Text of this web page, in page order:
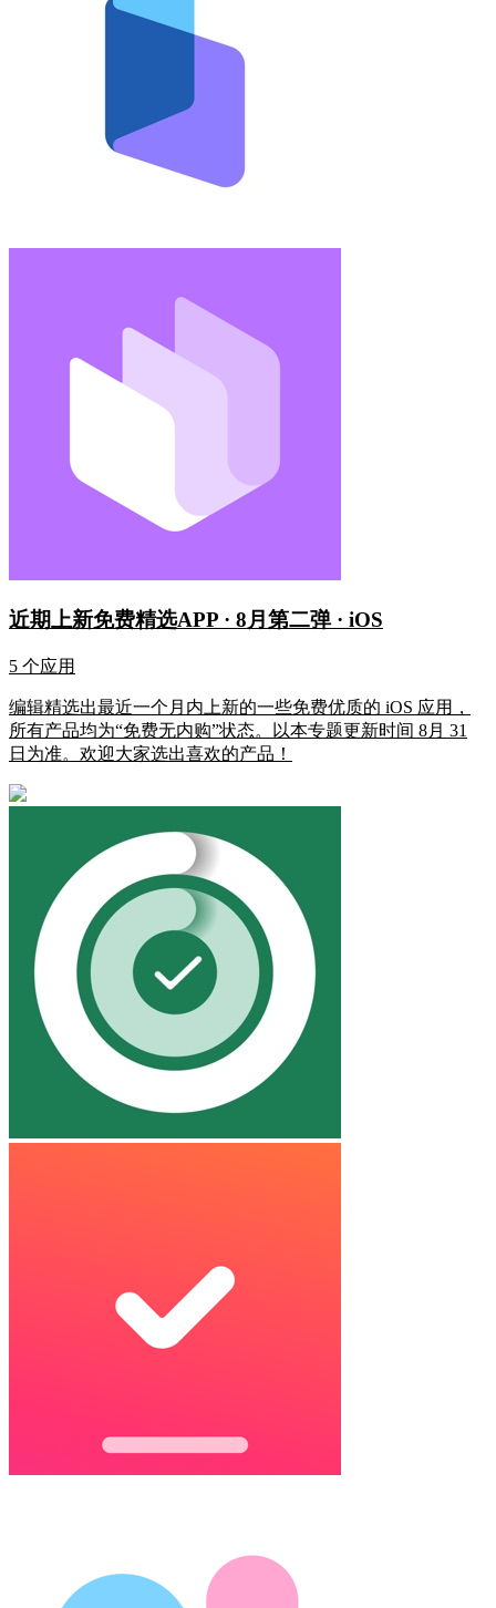
近期上新免费精选APP · 8月第二弹 · iOS
5 个应用
编辑精选出最近一个月内上新的一些免费优质的 iOS 应用，
所有产品均为“免费无内购”状态。以本专题更新时间 8月 31
日为准。欢迎大家选出喜欢的产品！